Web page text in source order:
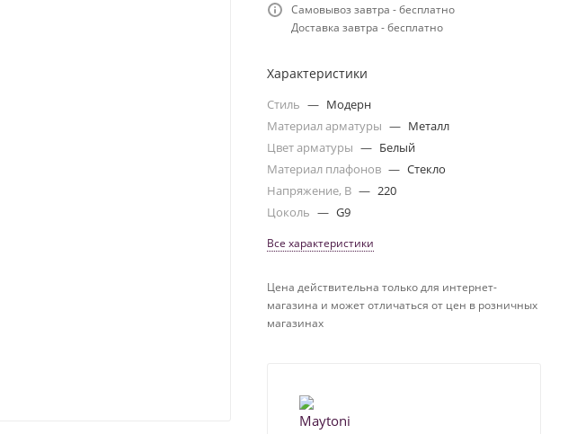
Самовывоз завтра - бесплатно
Доставка завтра - бесплатно
Характеристики
Стиль — Модерн
Материал арматуры — Металл
Цвет арматуры — Белый
Материал плафонов — Стекло
Напряжение, В — 220
Цоколь — G9
Все характеристики
Цена действительна только для интернет-
магазина и может отличаться от цен в розничных
магазинах